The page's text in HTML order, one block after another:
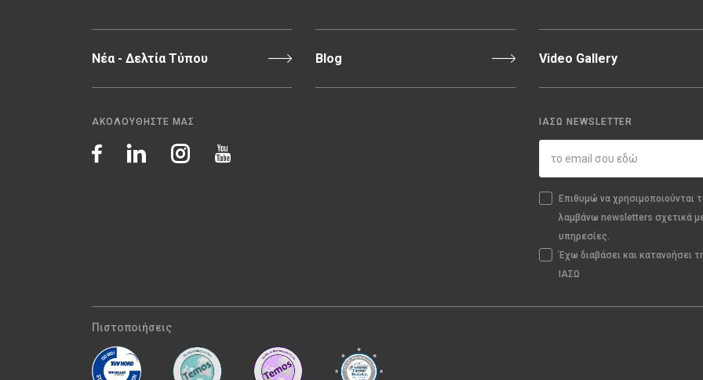
Νέα - Δελτία Τύπου Blog Video Gallery
ΑΚΟΛΟΥΘΗΣΤΕ ΜΑΣ ΙΑΣΩ NEWSLETTER
Επιθυμώ να χρησιμοποιούνται
λαμβάνω newsletters σχετικά
υπηρεσίες.
Έχω διαβάσει και κατανοήσει
ΙΑΣΩ
Πιστοποιήσεις